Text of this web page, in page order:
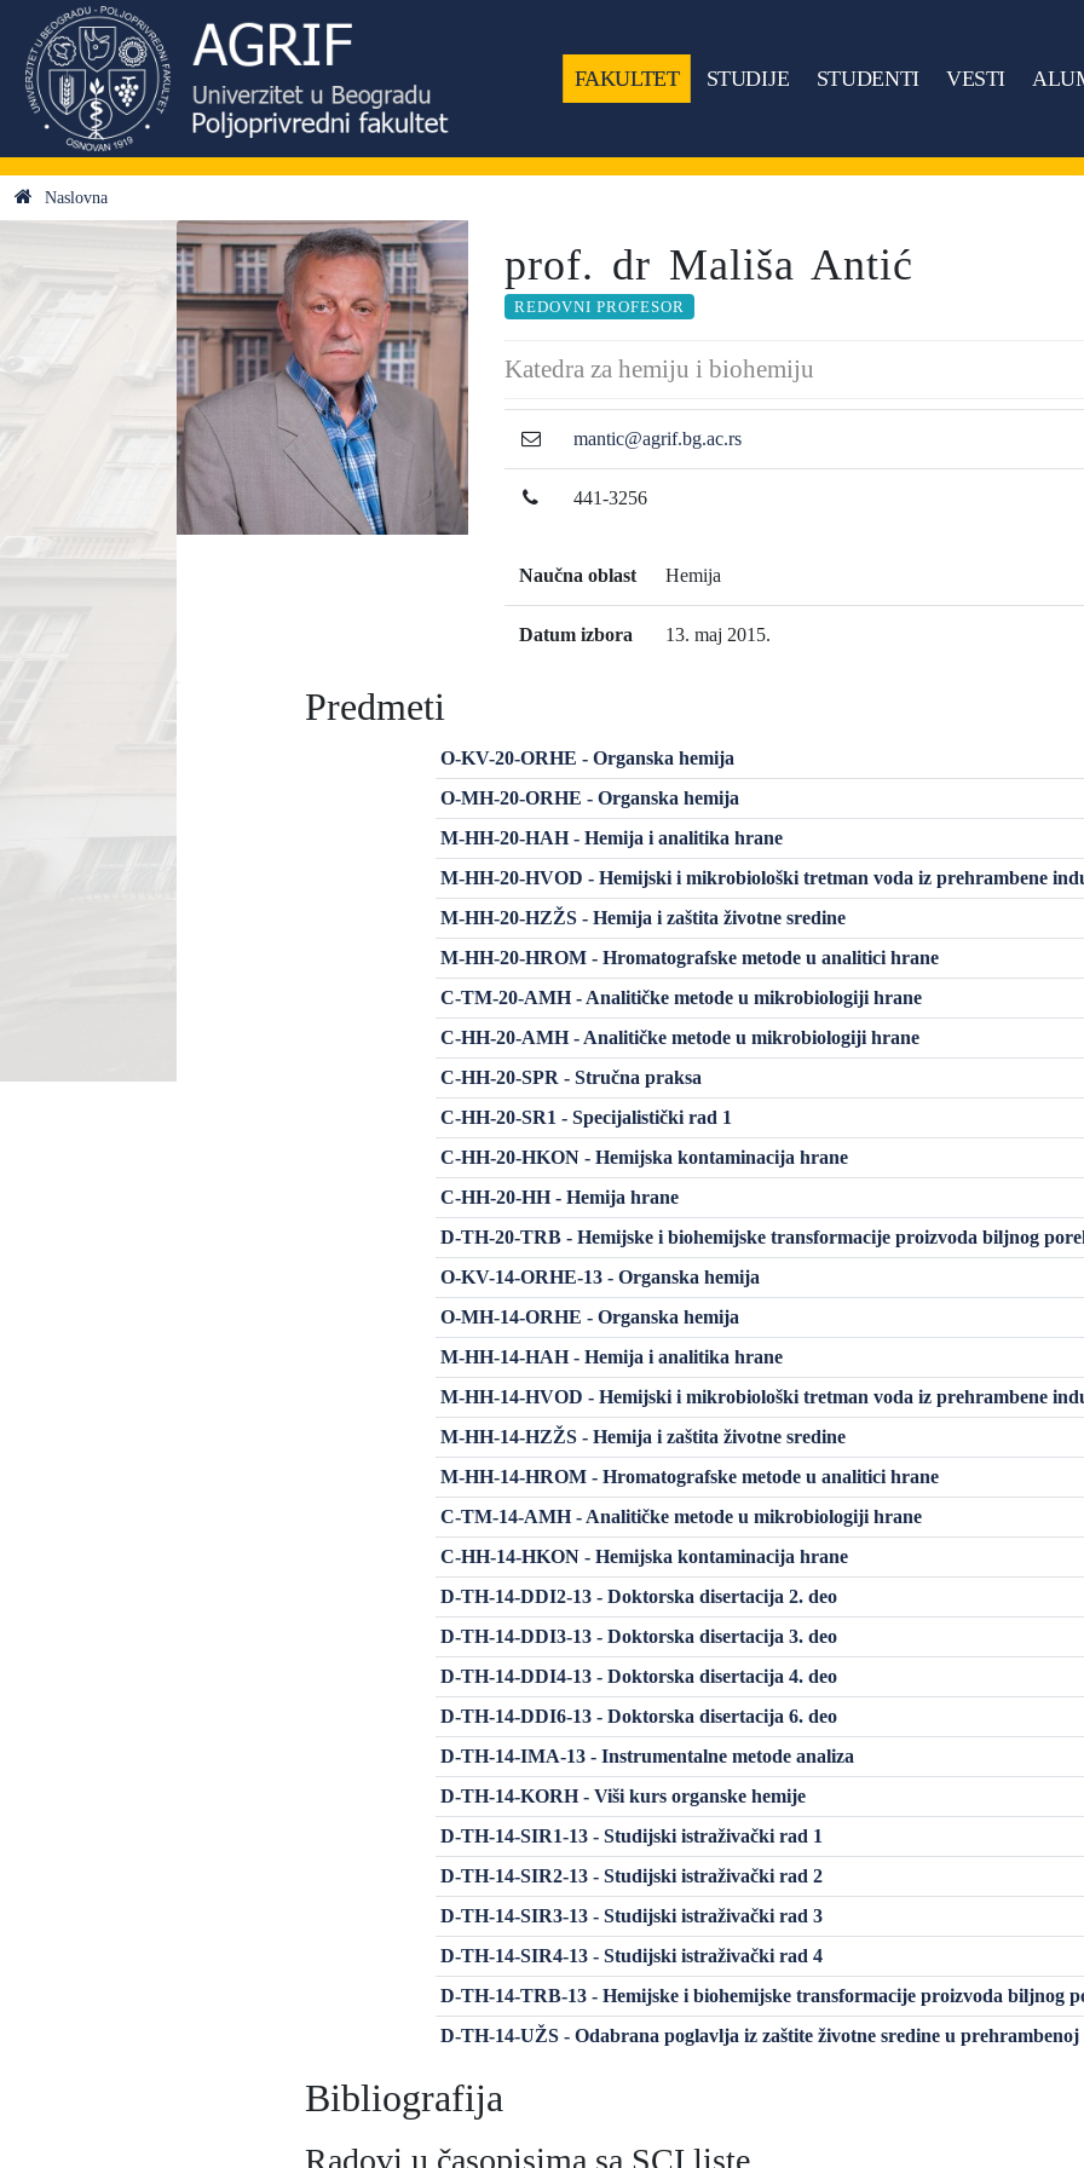
FAKULTET STUDIJE STUDENTI VESTI
Naslovna
prof. dr Mališa Antić
REDOVNI PROFESOR
Katedra za hemiju i biohemiju
mantic@agrif.bg.ac.rs
441-3256
Naučna oblast Hemija
Datum izbora 13. maj 2015.
Predmeti
O-KV-20-ORHE - Organska hemija
O-MH-20-ORHE - Organska hemija
M-HH-20-HAH - Hemija i analitika hrane
M-HH-20-HVOD - Hemijski i mikrobiološki tretman voda iz prehrambene
M-HH-20-HZŽS - Hemija i zaštita životne sredine
M-HH-20-HROM - Hromatografske metode u analitici hrane
C-TM-20-AMH - Analitičke metode u mikrobiologiji hrane
C-HH-20-AMH - Analitičke metode u mikrobiologiji hrane
C-HH-20-SPR - Stručna praksa
C-HH-20-SR1 - Specijalistički rad 1
C-HH-20-HKON - Hemijska kontaminacija hrane
C-HH-20-HH - Hemija hrane
D-TH-20-TRB - Hemijske i biohemijske transformacije proizvoda biljnog
O-KV-14-ORHE-13 - Organska hemija
O-MH-14-ORHE - Organska hemija
M-HH-14-HAH - Hemija i analitika hrane
M-HH-14-HVOD - Hemijski i mikrobiološki tretman voda iz prehrambene
M-HH-14-HZŽS - Hemija i zaštita životne sredine
M-HH-14-HROM - Hromatografske metode u analitici hrane
C-TM-14-AMH - Analitičke metode u mikrobiologiji hrane
C-HH-14-HKON - Hemijska kontaminacija hrane
D-TH-14-DDI2-13 - Doktorska disertacija 2. deo
D-TH-14-DDI3-13 - Doktorska disertacija 3. deo
D-TH-14-DDI4-13 - Doktorska disertacija 4. deo
D-TH-14-DDI6-13 - Doktorska disertacija 6. deo
D-TH-14-IMA-13 - Instrumentalne metode analiza
D-TH-14-KORH - Viši kurs organske hemije
D-TH-14-SIR1-13 - Studijski istraživački rad 1
D-TH-14-SIR2-13 - Studijski istraživački rad 2
D-TH-14-SIR3-13 - Studijski istraživački rad 3
D-TH-14-SIR4-13 - Studijski istraživački rad 4
D-TH-14-TRB-13 - Hemijske i biohemijske transformacije proizvoda biljnog
D-TH-14-UŽS - Odabrana poglavlja iz zaštite životne sredine u
Bibliografija
Radovi u časopisima sa SCI liste